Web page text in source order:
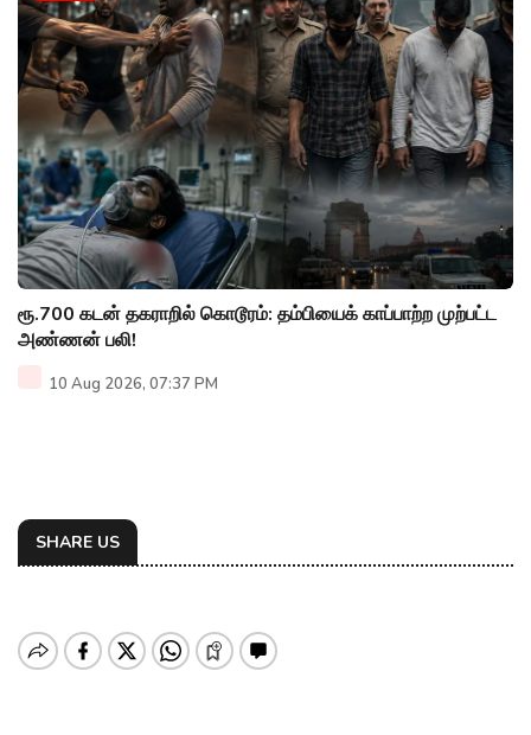
ரூ.700 கடன் தகராறில் கொடூரம்: தம்பியைக் காப்பாற்ற முற்பட்ட
அண்ணன் பலி!
10 Aug 2026, 07:37 PM
SHARE US